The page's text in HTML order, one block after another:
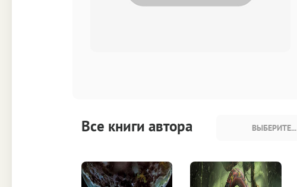
Все книги автора ВЫБЕРИТЕ...